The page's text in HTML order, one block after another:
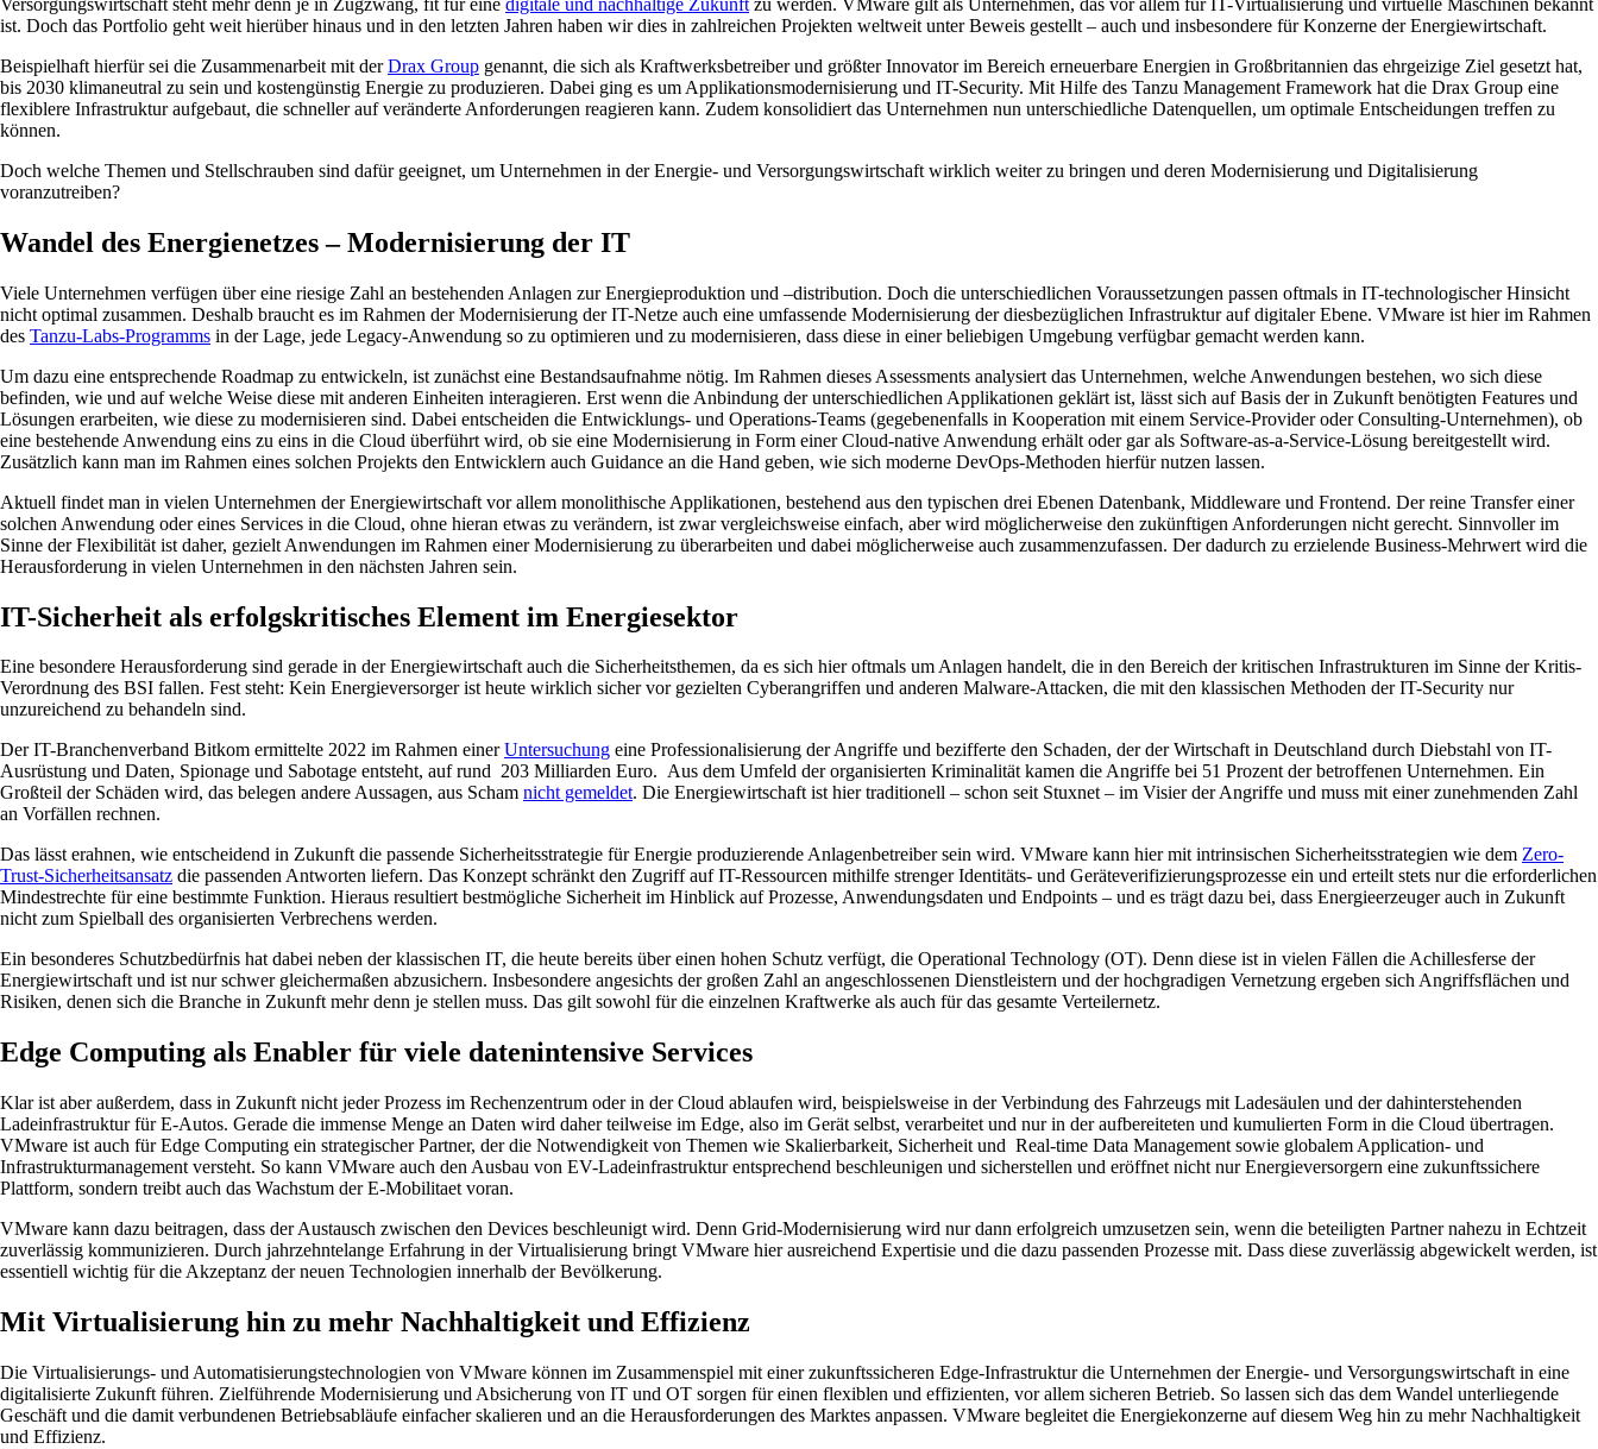
ist. Doch das Portfolio geht weit hierüber hinaus und in den letzten Jahren haben wir dies in zahlreichen Projekten weltweit unter Beweis gestellt – auch und insbesondere für Konzerne der Energiewirtschaft.
Beispielhaft hierfür sei die Zusammenarbeit mit derDrax Group genannt, die sich als Kraftwerksbetreiber und größter Innovator im Bereich erneuerbare Energien in Großbritannien das ehrgeizige Ziel gesetzt hat,
bis 2030 klimaneutral zu sein und kostengünstig Energie zu produzieren. Dabei ging es um Applikationsmodernisierung und IT-Security. Mit Hilfe des Tanzu Management Framework hat die Drax Group eine
flexiblere Infrastruktur aufgebaut, die schneller auf veränderte Anforderungen reagieren kann. Zudem konsolidiert das Unternehmen nun unterschiedliche Datenquellen, um optimale Entscheidungen treffen zu
können.
Doch welche Themen und Stellschrauben sind dafür geeignet, um Unternehmen in der Energie- und Versorgungswirtschaft wirklich weiter zu bringen und deren Modernisierung und Digitalisierung
voranzutreiben?
Wandel des Energienetzes – Modernisierung der IT
Viele Unternehmen verfügen über eine riesige Zahl an bestehenden Anlagen zur Energieproduktion und –distribution. Doch die unterschiedlichen Voraussetzungen passen oftmals in IT-technologischer Hinsicht
nicht optimal zusammen. Deshalb braucht es im Rahmen der Modernisierung der IT-Netze auch eine umfassende Modernisierung der diesbezüglichen Infrastruktur auf digitaler Ebene. VMware ist hier im Rahmen
des Tanzu-Labs-Programms in der Lage, jede Legacy-Anwendung so zu optimieren und zu modernisieren, dass diese in einer beliebigen Umgebung verfügbar gemacht werden kann.
Um dazu eine entsprechende Roadmap zu entwickeln, ist zunächst eine Bestandsaufnahme nötig. Im Rahmen dieses Assessments analysiert das Unternehmen, welche Anwendungen bestehen, wo sich diese
befinden, wie und auf welche Weise diese mit anderen Einheiten interagieren. Erst wenn die Anbindung der unterschiedlichen Applikationen geklärt ist, lässt sich auf Basis der in Zukunft benötigten Features und
Lösungen erarbeiten, wie diese zu modernisieren sind. Dabei entscheiden die Entwicklungs- und Operations-Teams (gegebenenfalls in Kooperation mit einem Service-Provider oder Consulting-Unternehmen), ob
eine bestehende Anwendung eins zu eins in die Cloud überführt wird, ob sie eine Modernisierung in Form einer Cloud-native Anwendung erhält oder gar als Software-as-a-Service-Lösung bereitgestellt wird.
Zusätzlich kann man im Rahmen eines solchen Projekts den Entwicklern auch Guidance an die Hand geben, wie sich moderne DevOps-Methoden hierfür nutzen lassen.
Aktuell findet man in vielen Unternehmen der Energiewirtschaft vor allem monolithische Applikationen, bestehend aus den typischen drei Ebenen Datenbank, Middleware und Frontend. Der reine Transfer einer
solchen Anwendung oder eines Services in die Cloud, ohne hieran etwas zu verändern, ist zwar vergleichsweise einfach, aber wird möglicherweise den zukünftigen Anforderungen nicht gerecht. Sinnvoller im
Sinne der Flexibilität ist daher, gezielt Anwendungen im Rahmen einer Modernisierung zu überarbeiten und dabei möglicherweise auch zusammenzufassen. Der dadurch zu erzielende Business-Mehrwert wird die
Herausforderung in vielen Unternehmen in den nächsten Jahren sein.
IT-Sicherheit als erfolgskritisches Element im Energiesektor
Eine besondere Herausforderung sind gerade in der Energiewirtschaft auch die Sicherheitsthemen, da es sich hier oftmals um Anlagen handelt, die in den Bereich der kritischen Infrastrukturen im Sinne der Kritis-
Verordnung des BSI fallen. Fest steht: Kein Energieversorger ist heute wirklich sicher vor gezielten Cyberangriffen und anderen Malware-Attacken, die mit den klassischen Methoden der IT-Security nur
unzureichend zu behandeln sind.
Der IT-Branchenverband Bitkom ermittelte 2022 im Rahmen einerUntersuchung eine Professionalisierung der Angriffe und bezifferte den Schaden, der der Wirtschaft in Deutschland durch Diebstahl von IT-
Ausrüstung und Daten, Spionage und Sabotage entsteht, auf rund 203 Milliarden Euro. Aus dem Umfeld der organisierten Kriminalität kamen die Angriffe bei 51 Prozent der betroffenen Unternehmen. Ein
Großteil der Schäden wird, das belegen andere Aussagen, aus Scham nicht gemeldet. Die Energiewirtschaft ist hier traditionell – schon seit Stuxnet – im Visier der Angriffe und muss mit einer zunehmenden Zahl
an Vorfällen rechnen.
Das lässt erahnen, wie entscheidend in Zukunft die passende Sicherheitsstrategie für Energie produzierende Anlagenbetreiber sein wird. VMware kann hier mit intrinsischen Sicherheitsstrategien wie dem Zero-
Trust-Sicherheitsansatz die passenden Antworten liefern. Das Konzept schränkt den Zugriff auf IT-Ressourcen mithilfe strenger Identitäts- und Geräteverifizierungsprozesse ein und erteilt stets nur die erforderlichen
Mindestrechte für eine bestimmte Funktion. Hieraus resultiert bestmögliche Sicherheit im Hinblick auf Prozesse, Anwendungsdaten und Endpoints – und es trägt dazu bei, dass Energieerzeuger auch in Zukunft
nicht zum Spielball des organisierten Verbrechens werden.
Ein besonderes Schutzbedürfnis hat dabei neben der klassischen IT, die heute bereits über einen hohen Schutz verfügt, die Operational Technology (OT). Denn diese ist in vielen Fällen die Achillesferse der
Energiewirtschaft und ist nur schwer gleichermaßen abzusichern. Insbesondere angesichts der großen Zahl an angeschlossenen Dienstleistern und der hochgradigen Vernetzung ergeben sich Angriffsflächen und
Risiken, denen sich die Branche in Zukunft mehr denn je stellen muss. Das gilt sowohl für die einzelnen Kraftwerke als auch für das gesamte Verteilernetz.
Edge Computing als Enabler für viele datenintensive Services
Klar ist aber außerdem, dass in Zukunft nicht jeder Prozess im Rechenzentrum oder in der Cloud ablaufen wird, beispielsweise in der Verbindung des Fahrzeugs mit Ladesäulen und der dahinterstehenden
Ladeinfrastruktur für E-Autos. Gerade die immense Menge an Daten wird daher teilweise im Edge, also im Gerät selbst, verarbeitet und nur in der aufbereiteten und kumulierten Form in die Cloud übertragen.
VMware ist auch für Edge Computing ein strategischer Partner, der die Notwendigkeit von Themen wie Skalierbarkeit, Sicherheit und Real-time Data Management sowie globalem Application- und
Infrastrukturmanagement versteht. So kann VMware auch den Ausbau von EV-Ladeinfrastruktur entsprechend beschleunigen und sicherstellen und eröffnet nicht nur Energieversorgern eine zukunftssichere
Plattform, sondern treibt auch das Wachstum der E-Mobilitaet voran.
VMware kann dazu beitragen, dass der Austausch zwischen den Devices beschleunigt wird. Denn Grid-Modernisierung wird nur dann erfolgreich umzusetzen sein, wenn die beteiligten Partner nahezu in Echtzeit
zuverlässig kommunizieren. Durch jahrzehntelange Erfahrung in der Virtualisierung bringt VMware hier ausreichend Expertisie und die dazu passenden Prozesse mit. Dass diese zuverlässig abgewickelt werden, ist
essentiell wichtig für die Akzeptanz der neuen Technologien innerhalb der Bevölkerung.
Mit Virtualisierung hin zu mehr Nachhaltigkeit und Effizienz
Die Virtualisierungs- und Automatisierungstechnologien von VMware können im Zusammenspiel mit einer zukunftssicheren Edge-Infrastruktur die Unternehmen der Energie- und Versorgungswirtschaft in eine
digitalisierte Zukunft führen. Zielführende Modernisierung und Absicherung von IT und OT sorgen für einen flexiblen und effizienten, vor allem sicheren Betrieb. So lassen sich das dem Wandel unterliegende
Geschäft und die damit verbundenen Betriebsabläufe einfacher skalieren und an die Herausforderungen des Marktes anpassen. VMware begleitet die Energiekonzerne auf diesem Weg hin zu mehr Nachhaltigkeit
und Effizienz.